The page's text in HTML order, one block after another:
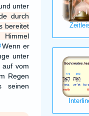
unter
durch
bereitet
Wenn er
unter
vom
Regen
seinen